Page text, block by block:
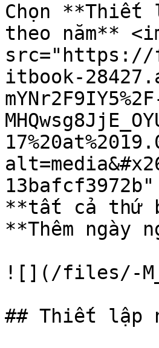
Chọn **Thiết
theo năm**
src="https://
itbook-
**tất cả thứ
**Thêm ngày
![](/files/-
## Thiết lập